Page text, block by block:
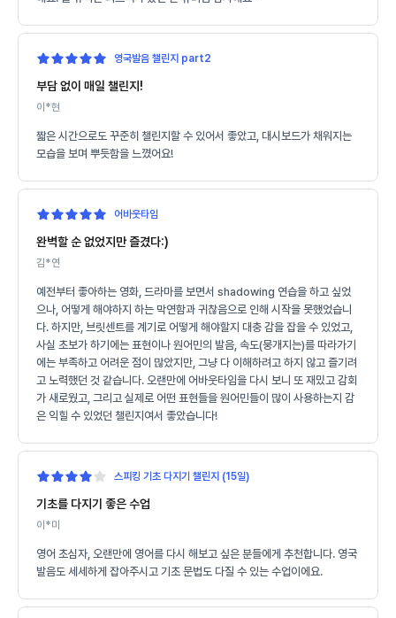
영국발음 챌린지 part2
부담 없이 매일 챌린지!
이*현
짧은 시간으로도 꾸준히 챌린지할 수 있어서 좋았고, 대시보드가 채워지는
모습을 보며 뿌듯함을 느꼈어요!
어바웃타임
완벽할 순 없었지만 즐겼다:)
김*연
예전부터 좋아하는 영화, 드라마를 보면서 shadowing 연습을 하고 싶었
으나, 어떻게 해야하지 하는 막연함과 귀찮음으로 인해 시작을 못했었습니
다. 하지만, 브릿센트를 계기로 어떻게 해야할지 대충 감을 잡을 수 있었고,
사실 초보가 하기에는 표현이나 원어민의 발음, 속도(뭉개지는)를 따라가기
에는 부족하고 어려운 점이 많았지만, 그냥 다 이해하려고 하지 않고 즐기려
고 노력했던 것 같습니다. 오랜만에 어바웃타임을 다시 보니 또 재밌고 감회
가 새로웠고, 그리고 실제로 어떤 표현들을 원어민들이 많이 사용하는지 감
은 익힐 수 있었던 챌린지여서 좋았습니다!
스피킹 기초 다지기 챌린지 (15일)
기초를 다지기 좋은 수업
이*미
영어 초심자, 오랜만에 영어를 다시 해보고 싶은 분들에게 추천합니다. 영국
발음도 세세하게 잡아주시고 기초 문법도 다질 수 있는 수업이에요.